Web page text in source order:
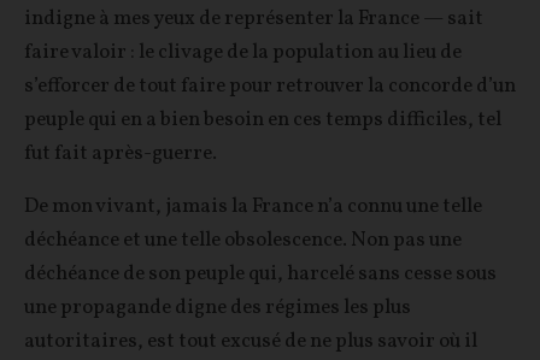
indigne à mes yeux de représenter la France — sait
faire valoir : le clivage de la population au lieu de
s’efforcer de tout faire pour retrouver la concorde d’un
peuple qui en a bien besoin en ces temps difficiles, tel
fut fait après-guerre.
De mon vivant, jamais la France n’a connu une telle
déchéance et une telle obsolescence. Non pas une
déchéance de son peuple qui, harcelé sans cesse sous
une propagande digne des régimes les plus
autoritaires, est tout excusé de ne plus savoir où il